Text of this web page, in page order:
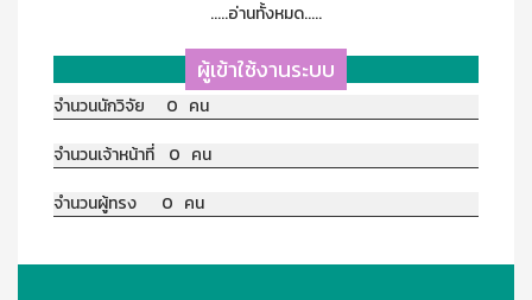
.....อ่านทั้งหมด.....
ผู้เข้าใช้งานระบบ
จำนวนนักวิจัย 0 คน
จำนวนเจ้าหน้าที่ 0 คน
จำนวนผู้ทรง 0 คน